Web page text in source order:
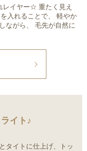
レイヤー☆ 重たく見え
入れることで、 軽やか
ながら、 毛先が自然に
イト♪
タイトに仕上げ、トッ